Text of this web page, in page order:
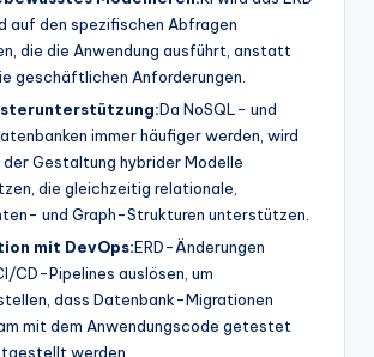
auf den spezifischen Abfragen
die die Anwendung ausführt, anstatt
geschäftlichen Anforderungen.
Da NoSQL- und
immer häufiger werden, wird
der Gestaltung hybrider Modelle
die gleichzeitig relationale,
und Graph-Strukturen unterstützen.
mit DevOps:ERD-Änderungen
CD-Pipelines auslösen, um
dass Datenbank-Migrationen
mit dem Anwendungscode getestet
werden.